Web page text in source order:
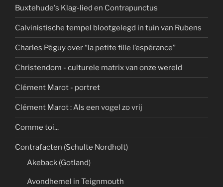
Buxtehude's Klag-lied en Contrapunctus
Calvinistische tempel blootgelegd in tuin van Rubens
Charles Péguy over “la petite fille l’espérance”
Christendom - culturele matrix van onze wereld
Clément Marot - portret
Clément Marot : Als een vogel zo vrij
Comme toi...
Contrafacten (Schulte Nordholt)
Akeback (Gotland)
Avondhemel in Teignmouth